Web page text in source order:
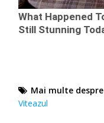
Mai multe despre
Viteazul